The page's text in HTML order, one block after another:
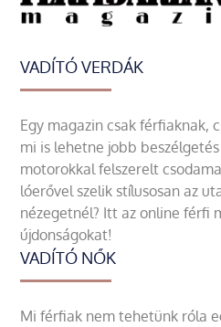
VADÍTÓ VERDÁK
Egy magazin csak férfiaknak,
mi is lehetne jobb
motorokkal felszerelt
lóerővel szelik stílusosan az
nézegetnél? Itt az online férfi
újdonságokat!
VADÍTÓ NŐK
Mi férfiak nem tehetünk róla